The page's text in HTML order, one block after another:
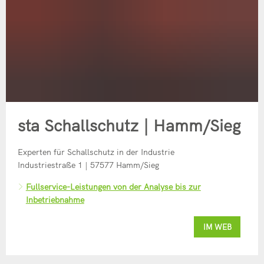
sta Schallschutz | Hamm/Sieg
Experten für Schallschutz in der Industrie
Industriestraße 1 | 57577 Hamm/Sieg
Fullservice-Leistungen von der Analyse bis zur
Inbetriebnahme
IM WEB